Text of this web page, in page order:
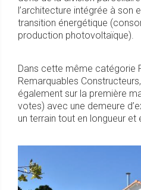
l’architecture intégrée à son
transition énergétique
production photovoltaïque).
Dans cette même catégorie
Remarquables
également sur la première
votes) avec une demeure
un terrain tout en longueur et